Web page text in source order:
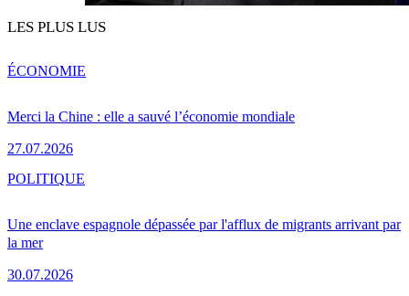
LES PLUS LUS
Merci la Chine : elle a sauvé l’économie mondiale
27.07.2026
ÉCONOMIE
Une enclave espagnole dépassée par l'afflux de migrants arrivant par
la mer
30.07.2026
POLITIQUE